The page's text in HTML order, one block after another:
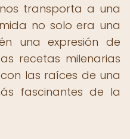
transporta a una
no solo era una
una expresión de
recetas milenarias
las raíces de una
fascinantes de la